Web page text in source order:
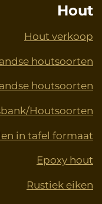
Hout
Hout verkoop
houtsoorten
houtsoorten
Houtsoorten
in tafel formaat
Epoxy hout
Rustiek eiken